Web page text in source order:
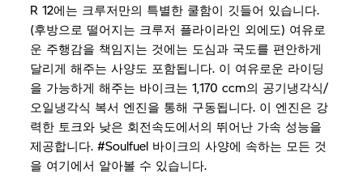
R 12에는 크루저만의 특별한 쿨함이 깃들어 있습니다.
(후방으로 떨어지는 크루저 플라이라인 외에도) 여유로
운 주행감을 책임지는 것에는 도심과 국도를 편안하게
달리게 해주는 사양도 포함됩니다. 이 여유로운 라이딩
을 가능하게 해주는 바이크는 1,170 ccm의 공기냉각식/
오일냉각식 복서 엔진을 통해 구동됩니다. 이 엔진은 강
력한 토크와 낮은 회전속도에서의 뛰어난 가속 성능을
제공합니다. #Soulfuel 바이크의 사양에 속하는 모든 것
을 여기에서 알아볼 수 있습니다.